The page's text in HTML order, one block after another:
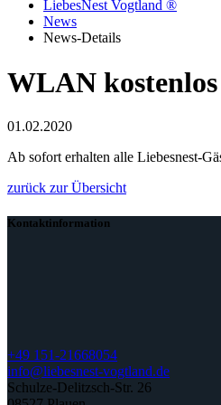
LiebesNest Vogtland ®
News
News-Details
WLAN kostenlos
01.02.2020
Ab sofort erhalten alle Liebesnest-
zurück zur Übersicht
Kontaktinformation
+49 151-21668054
info@liebesnest-vogtland.de
Schulze-Delitzsch-Str. 26